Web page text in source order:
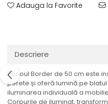
Panouri LED
Iluminat tablouri
Iluminat fonoabsorbant
Aplice
Spoturi de pardoseală
Adauga la Favorite
Descriere
Panoul Border de 50 cm este
perete și oferă lumină pe
iluminarea individuală a
Corpurile de iluminat,